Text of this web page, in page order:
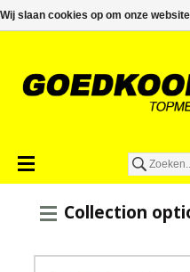
Collection
Wij slaan cookies op om onze